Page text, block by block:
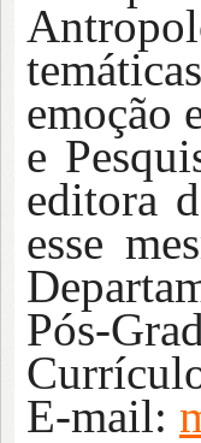
emoção
e
editora
esse
Pós-
E-mail: